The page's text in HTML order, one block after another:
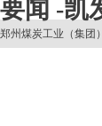
要闻 -凯
郑州煤炭工业（集团